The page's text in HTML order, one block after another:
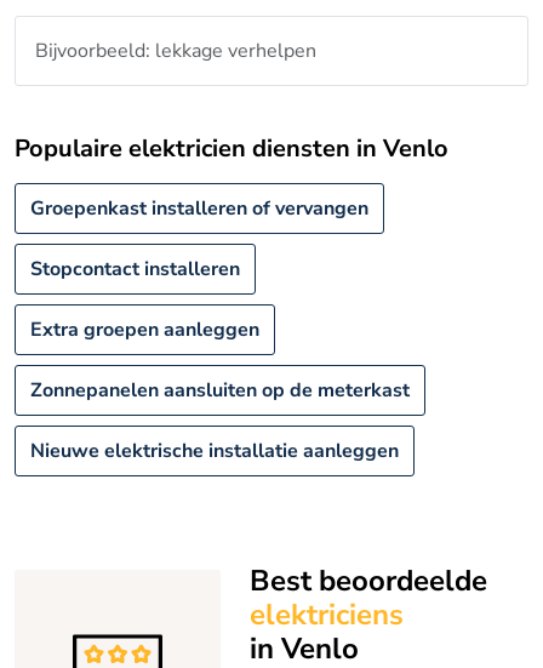
Populaire elektricien diensten in Venlo
Groepenkast installeren of vervangen
Stopcontact installeren
Extra groepen aanleggen
Zonnepanelen aansluiten op de meterkast
Nieuwe elektrische installatie aanleggen
Best beoordeelde
elektriciens
in Venlo